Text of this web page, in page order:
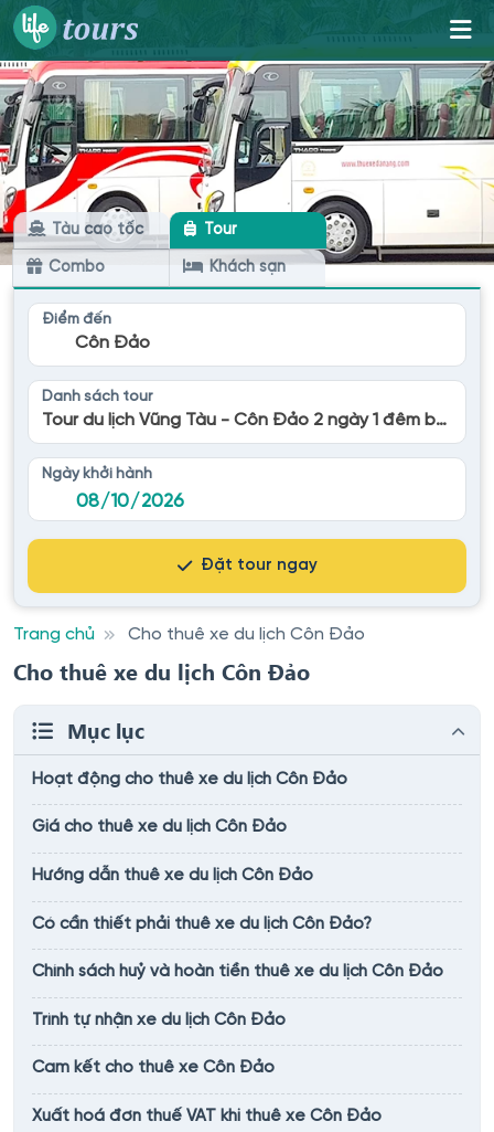
Tàu cao tốc Tour
Combo Khách sạn
Điểm đến
Côn Đảo
Danh sách tour
Tour du lịch Vũng Tàu - Côn Đảo 2 ngày 1 đêm bằng tàu cao tốc
Ngày khởi hành
Đặt tour ngay
Trang chủ Cho thuê xe du lịch Côn Đảo
Cho thuê xe du lịch Côn Đảo
Mục lục
Hoạt động cho thuê xe du lịch Côn Đảo
Giá cho thuê xe du lịch Côn Đảo
Hướng dẫn thuê xe du lịch Côn Đảo
Có cần thiết phải thuê xe du lịch Côn Đảo?
Chính sách huỷ và hoàn tiền thuê xe du lịch Côn Đảo
Trình tự nhận xe du lịch Côn Đảo
Cam kết cho thuê xe Côn Đảo
Xuất hoá đơn thuế VAT khi thuê xe Côn Đảo